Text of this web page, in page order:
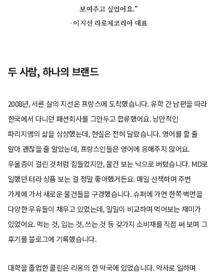
보여주고 싶었어요."
- 이지선 라로제코리아 대표
두 사람, 하나의 브랜드
2008년, 서른 살의 지선은 프랑스에 도착했습니다. 유학 간 남편을 따라
한국에서 다니던 패션회사를 그만두고 합류했어요. 낭만적인
파리지앵의 삶을 상상했는데, 현실은 전혀 달랐습니다. 영어를 할 줄
알아 괜찮을 줄 알았는데, 프랑스인들은 영어에 응해주지 않어요.
우울증이 걸린 것처럼 힘들었지만, 물건 보는 낙으로 버텼습니다. MD로
일했던 터라 상품 보는 걸 정말 좋아했거든요. 매일 산책하며 주변
가게에 가서 새로운 물건들을 구경했습니다. 슈퍼에 가면 한쪽 벽면을
다양한 우유들이 채우고 있었는데, 일일이 비교하며 먹어보는 재미가
있었어요. 먹는 것, 입는 것, 쓰는 것 등 갖가지 소비재를 직접 써 보며 그
후기를 블로그에 기록했습니다.
대학을 졸업한 콜린은 리옹의 한 약국에 있었습니다. 약사로 일하며